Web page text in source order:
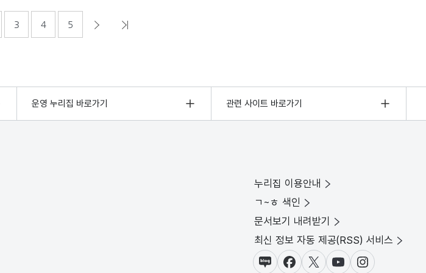
3 4 5
운영 누리집 바로가기 관련 사이트 바로가기
누리집 이용안내
ㄱ~ㅎ 색인
문서보기 내려받기
최신 정보 자동 제공(RSS) 서비스
블로그페이스북X(트위터)
유튜브인스타그램